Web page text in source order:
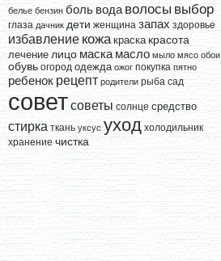
белье бензин боль вода волосы выбор
глаза дачник дети женщина запах здоровье
избавление кожа краска красота
лечение лицо маска масло мыло мясо обои
обувь огород одежда ожог покупка пятно
ребенок рецепт родители рыба сад
советсоветы солнце средство
стирка ткань уксус уход холодильник
хранение чистка